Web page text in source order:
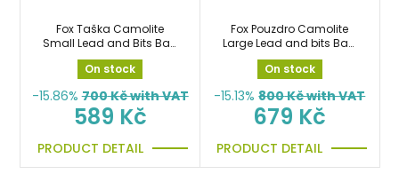
Fox Taška Camolite
Small Lead and Bits Bag
(rigid insert) pouzdro na
olova
On stock
-15.86% 700Kč with VAT
589 Kč
PRODUCT DETAIL
Fox Pouzdro Camolite
Large Lead and bits Bag
(rigid insert) na olova
On stock
-15.13% 800Kč with VAT
679 Kč
PRODUCT DETAIL